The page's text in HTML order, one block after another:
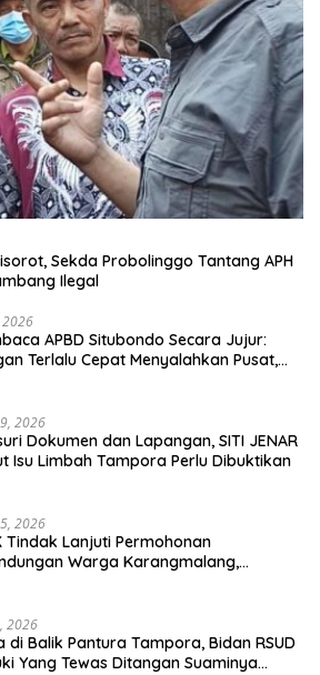
Sekda Probolinggo Tantang APH
Ilegal
2026
APBD Situbondo Secara Jujur:
Terlalu Cepat Menyalahkan Pusat,
2026
Dokumen dan Lapangan, SITI JENAR
Isu Limbah Tampora Perlu Dibuktikan
2026
Tindak Lanjuti Permohonan
Warga Karangmalang,
2026
di Balik Pantura Tampora, Bidan RSUD
Yang Tewas Ditangan Suaminya